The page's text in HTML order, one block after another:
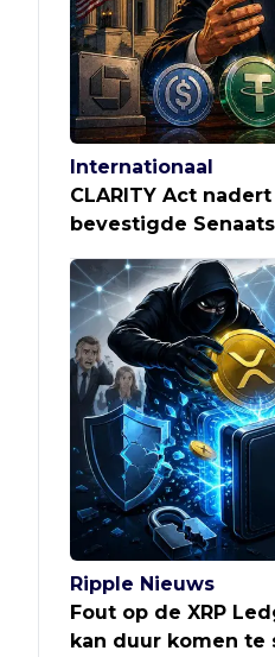
Internationaal
CLARITY Act
bevestigde
Ripple Nieuws
Fout op de XRP
kan duur komen te